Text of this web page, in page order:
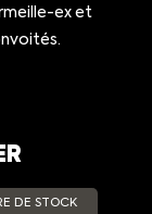
ex et
DE STOCK